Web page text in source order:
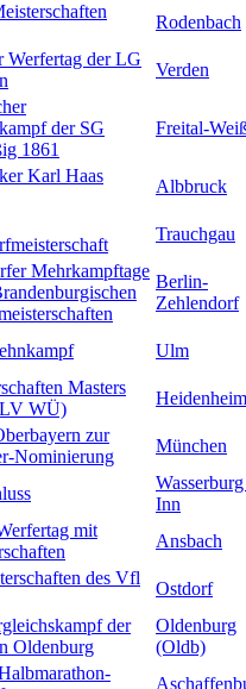
Rodenbach
Werfertag der LG
Verden
der SG
1861
Freital-
Karl Haas
Albbruck
Trauchgau
Mehrkampftage
Berlin-
Zehlendorf
Ulm
Masters
WÜ)
Heidenheim
zur
Nominierung
München
Inn
mit
Ansbach
des Vfl
Ostdorf
der
Oldenburg
Oldenburg
(Oldb)